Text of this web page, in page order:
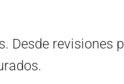
Desde revisiones